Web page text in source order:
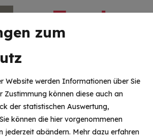
& Engel gesucht!
zum
Website werden Informationen über Sie
Zustimmung können diese auch an
der statistischen Auswertung,
können die hier vorgenommenen
jederzeit abändern. Mehr dazu erfahren